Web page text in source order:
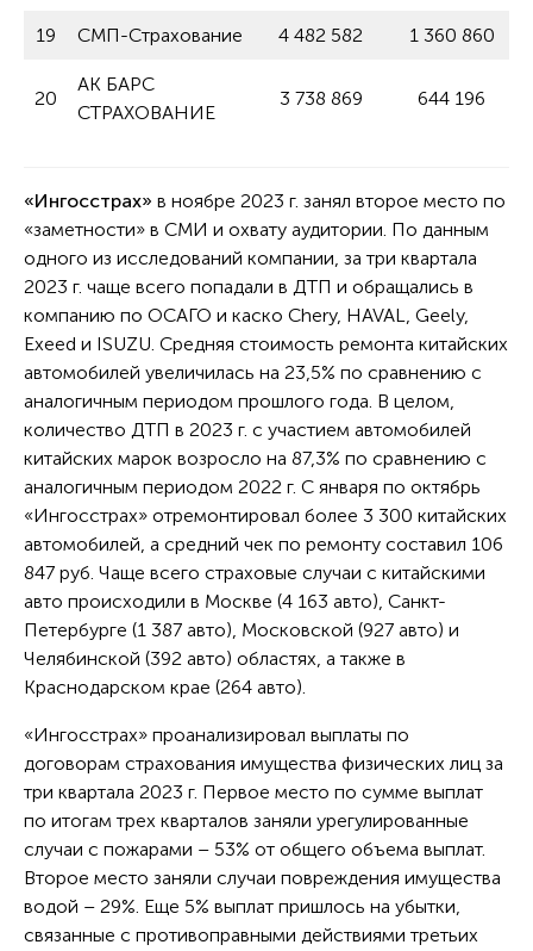
19 СМП-Страхование 4 482 582 1 360 860
20
АК БАРС
СТРАХОВАНИЕ
3 738 869 644 196
«Ингосстрах» в ноябре 2023 г. занял второе место по
«заметности» в СМИ и охвату аудитории. По данным
одного из исследований компании, за три квартала
2023 г. чаще всего попадали в ДТП и обращались в
компанию по ОСАГО и каско Chery, HAVAL, Geely,
Exeed и ISUZU. Средняя стоимость ремонта китайских
автомобилей увеличилась на 23,5% по сравнению с
аналогичным периодом прошлого года. В целом,
количество ДТП в 2023 г. с участием автомобилей
китайских марок возросло на 87,3% по сравнению с
аналогичным периодом 2022 г. С января по октябрь
«Ингосстрах» отремонтировал более 3 300 китайских
автомобилей, а средний чек по ремонту составил 106
847 руб. Чаще всего страховые случаи с китайскими
авто происходили в Москве (4 163 авто), Санкт-
Петербурге (1 387 авто), Московской (927 авто) и
Челябинской (392 авто) областях, а также в
Краснодарском крае (264 авто).
«Ингосстрах» проанализировал выплаты по
договорам страхования имущества физических лиц за
три квартала 2023 г. Первое место по сумме выплат
по итогам трех кварталов заняли урегулированные
случаи с пожарами – 53% от общего объема выплат.
Второе место заняли случаи повреждения имущества
водой – 29%. Еще 5% выплат пришлось на убытки,
связанные с противоправными действиями третьих